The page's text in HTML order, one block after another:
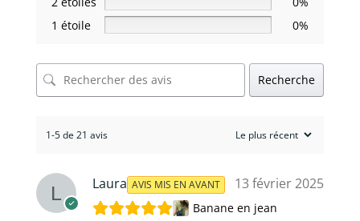
1 étoile
0%
Recherche
1-5 de 21 avis
Laura AVIS MIS EN AVANT 13 février 2025
Banane en jean